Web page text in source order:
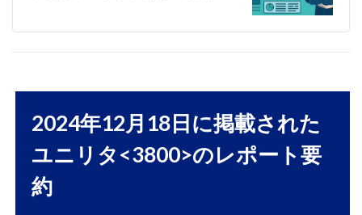
2024年12月18日に掲載された
ユニリタ<3800>のレポート要
約